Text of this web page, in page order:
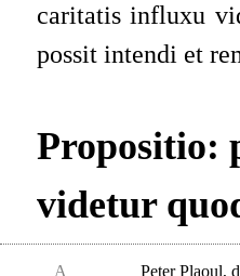
caritatis influxu
possit intendi et
Propositio:
videtur
potest
A Peter Plaoul,